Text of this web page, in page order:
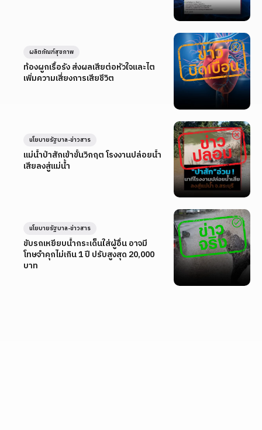
ท้องผูกเรื้อรัง ส่งผลเสียต่อหัวใจและไต
เพิ่มความเสี่ยงการเสียชีวิต
ผลิตภัณฑ์สุขภาพ
แม่น้ำป่าสักเข้าขั้นวิกฤต โรงงานปล่อยน้ำ
เสียลงสู่แม่น้ำ
นโยบายรัฐบาล-ข่าวสาร
ขับรถเหยียบน้ำกระเด็นใส่ผู้อื่น อาจมี
โทษจำคุกไม่เกิน 1 ปี ปรับสูงสุด 20,000
บาท
นโยบายรัฐบาล-ข่าวสาร